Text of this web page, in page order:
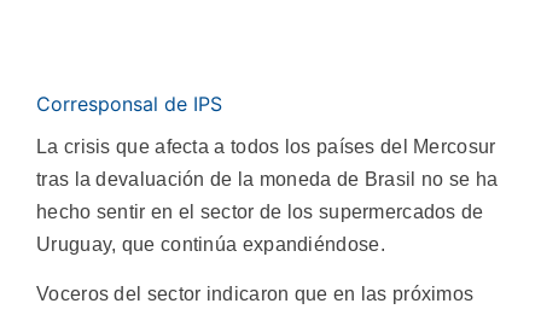
Corresponsal de IPS
La crisis que afecta a todos los países del Mercosur
tras la devaluación de la moneda de Brasil no se ha
hecho sentir en el sector de los supermercados de
Uruguay, que continúa expandiéndose.
Voceros del sector indicaron que en las próximos